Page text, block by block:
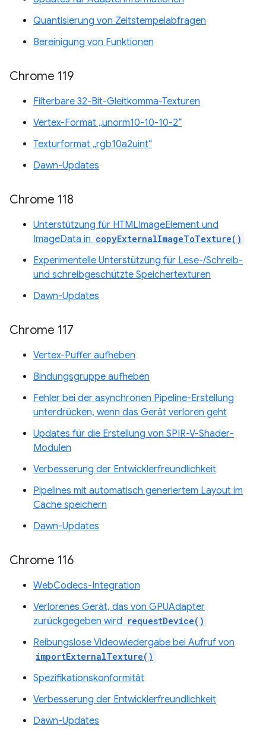
Quantisierung von Zeitstempelabfragen
Bereinigung von Funktionen
Chrome 119
Filterbare 32-Bit-Gleitkomma-Texturen
Vertex-Format „unorm10-10-10-2“
Texturformat „rgb10a2uint“
Dawn-Updates
Chrome 118
Unterstützung für HTMLImageElement und
ImageData in copyExternalImageToTexture()
Experimentelle Unterstützung für Lese-/Schreib-
und schreibgeschützte Speichertexturen
Dawn-Updates
Chrome 117
Vertex-Puffer aufheben
Bindungsgruppe aufheben
Fehler bei der asynchronen Pipeline-Erstellung
unterdrücken, wenn das Gerät verloren geht
Updates für die Erstellung von SPIR-V-Shader-
Modulen
Verbesserung der Entwicklerfreundlichkeit
Pipelines mit automatisch generiertem Layout im
Cache speichern
Dawn-Updates
Chrome 116
WebCodecs-Integration
Verlorenes Gerät, das von GPUAdapter
zurückgegeben wird requestDevice()
Reibungslose Videowiedergabe bei Aufruf von
importExternalTexture()
Spezifikationskonformität
Verbesserung der Entwicklerfreundlichkeit
Dawn-Updates